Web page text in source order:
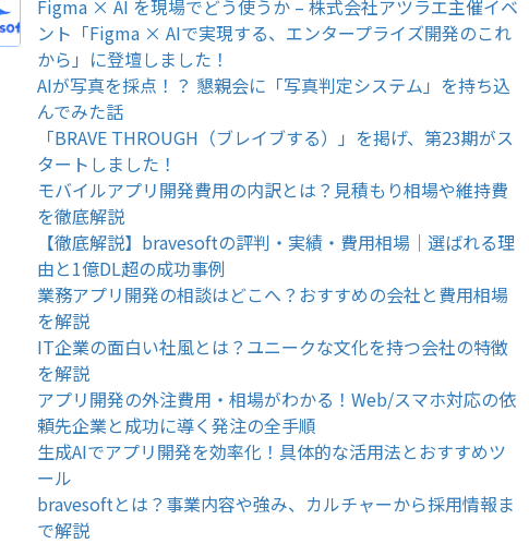
Figma × AI を現場でどう使うか – 株式会社アツラエ主催イベ
ント「Figma × AIで実現する、エンタープライズ開発のこれ
から」に登壇しました！
AIが写真を採点！？ 懇親会に「写真判定システム」を持ち込
んでみた話
「BRAVE THROUGH（ブレイブする）」を掲げ、第23期がス
タートしました！
モバイルアプリ開発費用の内訳とは？見積もり相場や維持費
を徹底解説
【徹底解説】bravesoftの評判・実績・費用相場｜選ばれる理
由と1億DL超の成功事例
業務アプリ開発の相談はどこへ？おすすめの会社と費用相場
を解説
IT企業の面白い社風とは？ユニークな文化を持つ会社の特徴
を解説
アプリ開発の外注費用・相場がわかる！Web/スマホ対応の依
頼先企業と成功に導く発注の全手順
生成AIでアプリ開発を効率化！具体的な活用法とおすすめツ
ール
bravesoftとは？事業内容や強み、カルチャーから採用情報ま
で解説